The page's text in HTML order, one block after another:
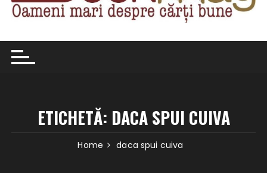
ETICHETĂ: DACA SPUI CUIVA
Home daca spui cuiva